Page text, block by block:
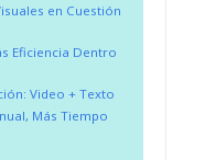
en Cuestión
Eficiencia Dentro
Video + Texto
Más Tiempo